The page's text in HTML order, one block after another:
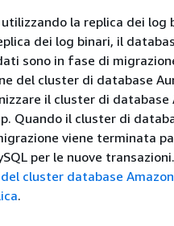
la replica dei log
dei log binari, il
sono in fase di
del cluster di database
il cluster di database
Quando il cluster di
viene terminata
per le nuove
cluster database
.